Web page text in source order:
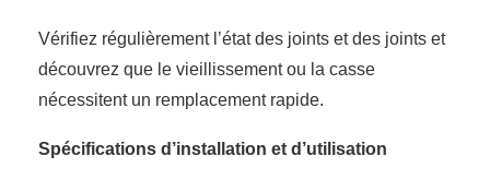
Vérifiez régulièrement l’état des joints et des joints et
découvrez que le vieillissement ou la casse
nécessitent un remplacement rapide.
Spécifications d’installation et d’utilisation